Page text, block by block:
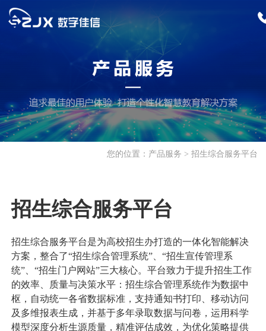
招生迎新
招生综合服务平台 招生云服务
迎新综合服务平台
餐饮管理系统
人事管理系统 更多>>
出国留学管理平台 来华留学生教学管
就业综合服务平台 学生综合服务平台
支撑平台
数据中台 数据驾驶舱
统一身份认证 统一信息门户
其他
工会提案管理系统 智能钥匙柜管理系统
公司快讯
您的位置： 产品服务 招生综合服务平台
招生综合服务平台
招生综合服务平台是为高校招生办打造的一体化智能解决
方案，整合了“招生综合管理系统”、“招生宣传管理系
统”、“招生门户网站”三大核心。平台致力于提升招生工作
的效率、质量与决策水平：招生综合管理系统作为数据中
枢，自动统一各省数据标准，支持通知书打印、移动访问
及多维报表生成，并基于多年录取数据与问卷，运用科学
模型深度分析生源质量，精准评估成效，为优化策略提供